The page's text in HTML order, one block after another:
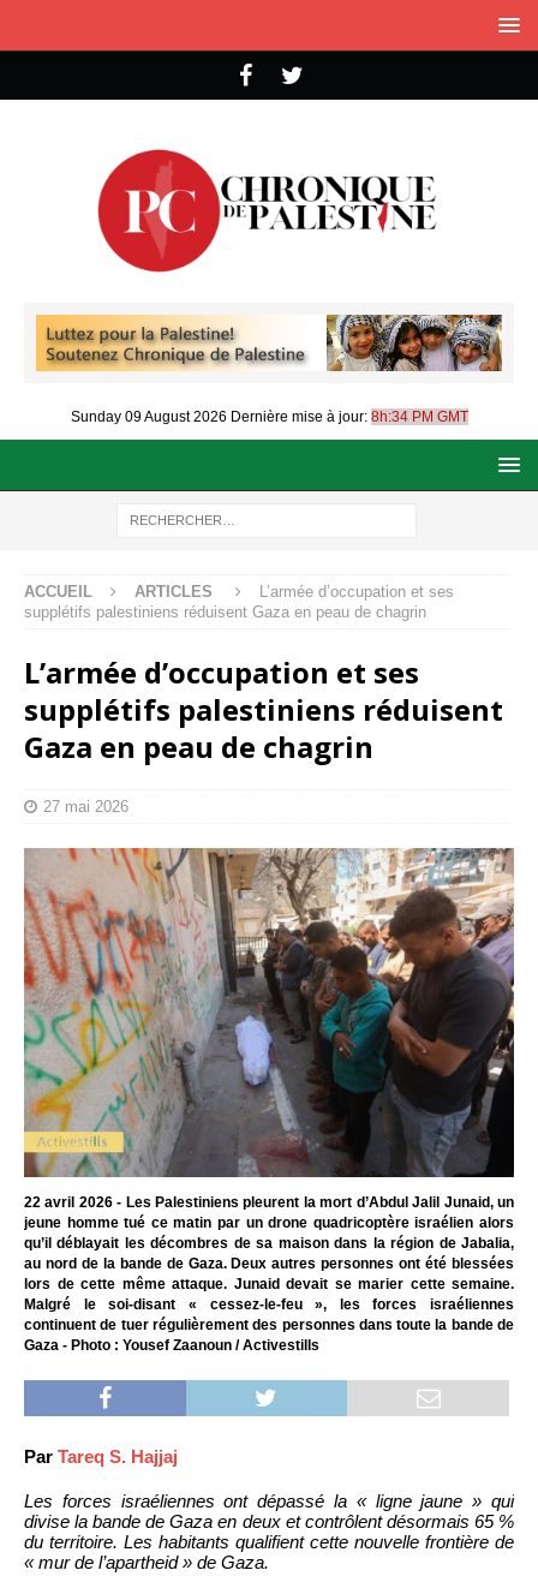
Sunday 09 August 2026 Dernière mise à jour: 8h:34 PM GMT
ACCUEIL ARTICLES
L’armée d’occupation et ses
supplétifs palestiniens réduisent Gaza en peau de chagrin
L’armée d’occupation et ses
supplétifs palestiniens réduisent
Gaza en peau de chagrin
27 mai 2026
22 avril 2026 - Les Palestiniens pleurent la mort d’Abdul Jalil Junaid, un
jeune homme tué ce matin par un drone quadricoptère israélien alors
qu’il déblayait les décombres de sa maison dans la région de Jabalia,
au nord de la bande de Gaza. Deux autres personnes ont été blessées
lors de cette même attaque. Junaid devait se marier cette semaine.
Malgré le soi-disant « cessez-le-feu », les forces israéliennes
continuent de tuer régulièrement des personnes dans toute la bande de
Gaza - Photo : Yousef Zaanoun / Activestills
Par Tareq S. Hajjaj
Les forces israéliennes ont dépassé la « ligne jaune » qui
divise la bande de Gaza en deux et contrôlent désormais 65 %
du territoire. Les habitants qualifient cette nouvelle frontière de
« mur de l’apartheid » de Gaza.